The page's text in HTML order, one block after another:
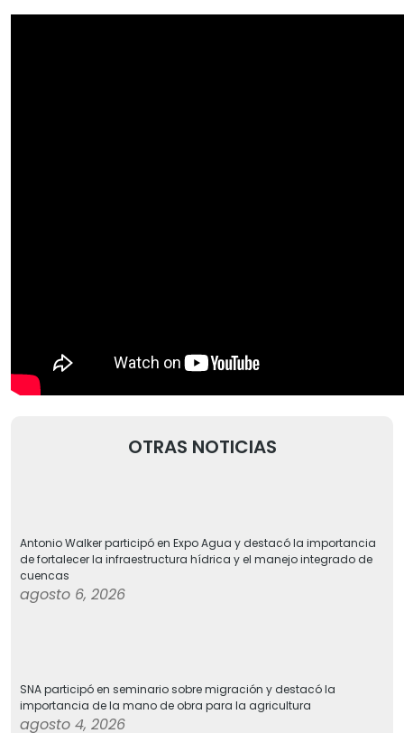
OTRAS NOTICIAS
Antonio Walker participó en Expo Agua y destacó la importancia
de fortalecer la infraestructura hídrica y el manejo integrado de
cuencas
agosto 6, 2026
SNA participó en seminario sobre migración y destacó la
importancia de la mano de obra para la agricultura
agosto 4, 2026